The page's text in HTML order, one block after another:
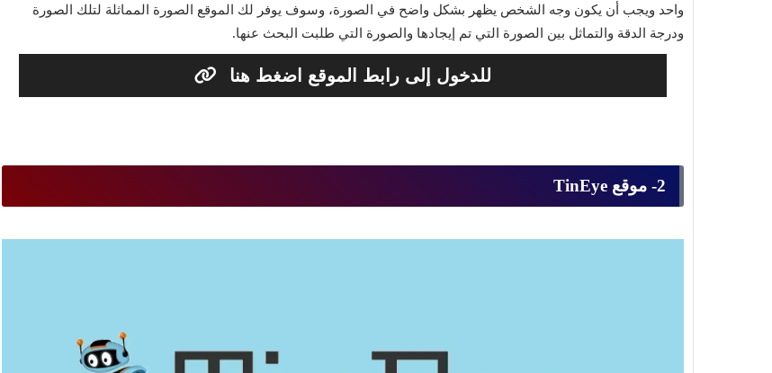
واحد ويجب أن يكون وجه الشخص يظهر بشكل واضح في الصورة، وسوف يوفر لك الموقع الصورة المماثلة لتلك الصورة
ودرجة الدقة والتماثل بين الصورة التي تم إيجادها والصورة التي طلبت البحث عنها.
للدخول إلى رابط الموقع اضغط هنا
2- موقع TinEye